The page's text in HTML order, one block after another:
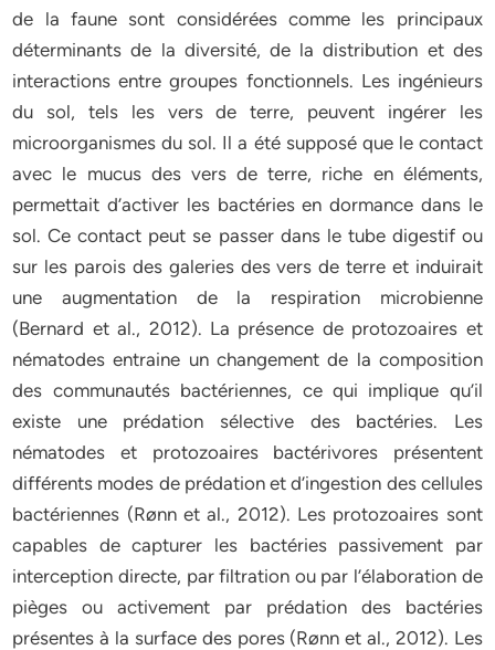
de la faune sont considérées comme les principaux
déterminants de la diversité, de la distribution et des
interactions entre groupes fonctionnels. Les ingénieurs
du sol, tels les vers de terre, peuvent ingérer les
microorganismes du sol. Il a été supposé que le contact
avec le mucus des vers de terre, riche en éléments,
permettait d’activer les bactéries en dormance dans le
sol. Ce contact peut se passer dans le tube digestif ou
sur les parois des galeries des vers de terre et induirait
une augmentation de la respiration microbienne
(Bernard et al., 2012). La présence de protozoaires et
nématodes entraine un changement de la composition
des communautés bactériennes, ce qui implique qu’il
existe une prédation sélective des bactéries. Les
nématodes et protozoaires bactérivores présentent
différents modes de prédation et d’ingestion des cellules
bactériennes (Rønn et al., 2012). Les protozoaires sont
capables de capturer les bactéries passivement par
interception directe, par filtration ou par l’élaboration de
pièges ou activement par prédation des bactéries
présentes à la surface des pores (Rønn et al., 2012). Les